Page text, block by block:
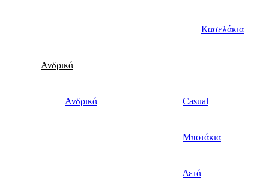
Κασελάκια
Ανδρικά
Ανδρικά Casual
Μποτάκια
Δετά